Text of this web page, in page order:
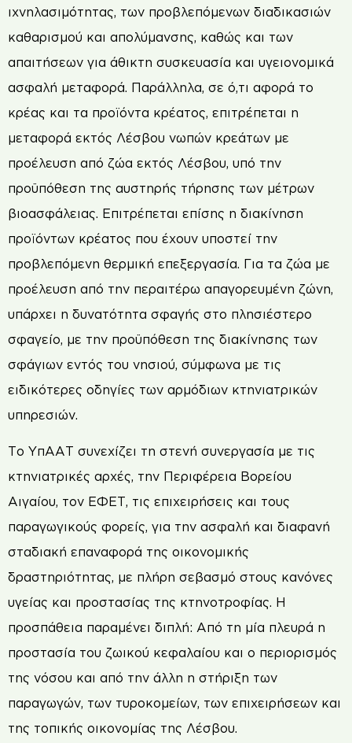
ιχνηλασιμότητας, των προβλεπόμενων διαδικασιών
καθαρισμού και απολύμανσης, καθώς και των
απαιτήσεων για άθικτη συσκευασία και υγειονομικά
ασφαλή μεταφορά. Παράλληλα, σε ό,τι αφορά το
κρέας και τα προϊόντα κρέατος, επιτρέπεται η
μεταφορά εκτός Λέσβου νωπών κρεάτων με
προέλευση από ζώα εκτός Λέσβου, υπό την
προϋπόθεση της αυστηρής τήρησης των μέτρων
βιοασφάλειας. Επιτρέπεται επίσης η διακίνηση
προϊόντων κρέατος που έχουν υποστεί την
προβλεπόμενη θερμική επεξεργασία. Για τα ζώα με
προέλευση από την περαιτέρω απαγορευμένη ζώνη,
υπάρχει η δυνατότητα σφαγής στο πλησιέστερο
σφαγείο, με την προϋπόθεση της διακίνησης των
σφάγιων εντός του νησιού, σύμφωνα με τις
ειδικότερες οδηγίες των αρμόδιων κτηνιατρικών
υπηρεσιών.
Το ΥπΑΑΤ συνεχίζει τη στενή συνεργασία με τις
κτηνιατρικές αρχές, την Περιφέρεια Βορείου
Αιγαίου, τον ΕΦΕΤ, τις επιχειρήσεις και τους
παραγωγικούς φορείς, για την ασφαλή και διαφανή
σταδιακή επαναφορά της οικονομικής
δραστηριότητας, με πλήρη σεβασμό στους κανόνες
υγείας και προστασίας της κτηνοτροφίας. Η
προσπάθεια παραμένει διπλή: Από τη μία πλευρά η
προστασία του ζωικού κεφαλαίου και ο περιορισμός
της νόσου και από την άλλη η στήριξη των
παραγωγών, των τυροκομείων, των επιχειρήσεων και
της τοπικής οικονομίας της Λέσβου.